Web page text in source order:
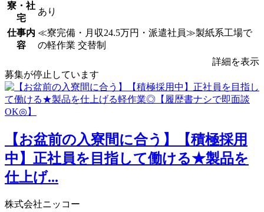
寮・社
宅
あり
仕事内
容
≪寮完備・月収24.5万円・派遣社員≫製紙系工場で
の軽作業 交替制
詳細を表示
募集が停止しています
【お盆前の入寮間に合う】【積極採用
中】正社員を目指して働ける★製品を
仕上げ...
株式会社ニッコー